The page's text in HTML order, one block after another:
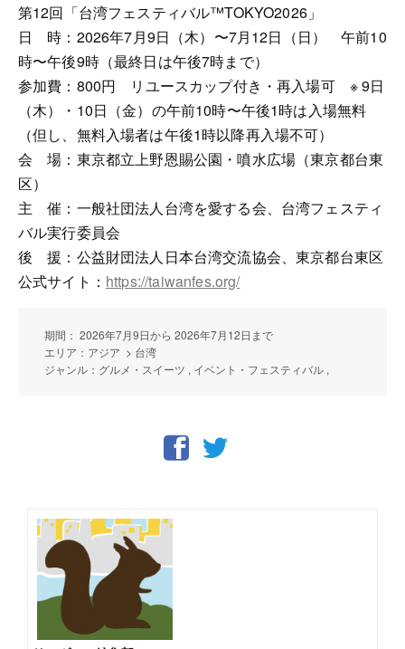
第12回「台湾フェスティバル™TOKYO2026」
日 時：2026年7月9日（木）〜7月12日（日） 午前10
時〜午後9時（最終日は午後7時まで）
参加費：800円 リユースカップ付き・再入場可 ※ 9日
（木）・10日（金）の午前10時〜午後1時は入場無料
（但し、無料入場者は午後1時以降再入場不可）
会 場：東京都立上野恩賜公園・噴水広場（東京都台東
区）
主 催：一般社団法人台湾を愛する会、台湾フェスティ
バル実行委員会
後 援：公益財団法人日本台湾交流協会、東京都台東区
公式サイト： https://taiwanfes.org/
期間： 2026年7月9日から 2026年7月12日まで
エリア：アジア > 台湾
ジャンル：グルメ・スイーツ , イベント・フェスティバル ,